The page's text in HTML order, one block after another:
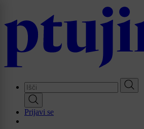
main
Prijavi se